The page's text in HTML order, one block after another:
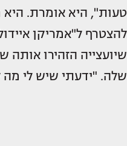
טעות", היא אומרת.
להצטרף ל"אמריקן
שיועצייה הזהירו
שלה. "ידעתי שיש לי